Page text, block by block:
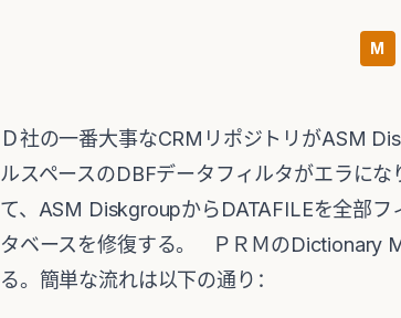
M
Ｄ社の一番大事なCRMリポジトリがASM
ルスペースのDBFデータフィルタがエラに
て、ASM DiskgroupからDATAFILEを全部
タベースを修復する。 ＰＲＭのDictionary
る。簡単な流れは以下の通り：